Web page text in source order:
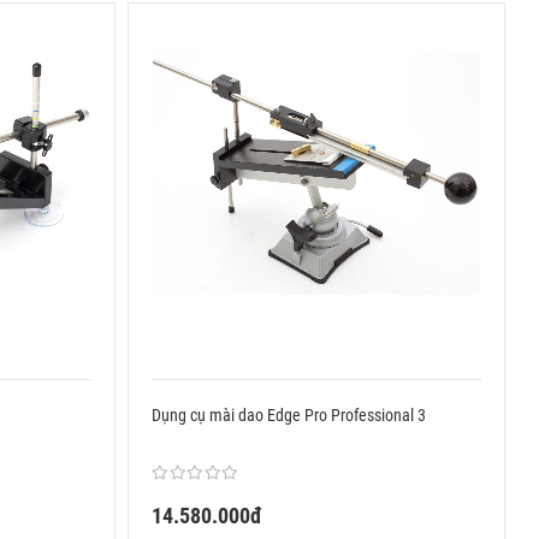
Dụng cụ mài dao Edge Pro Professional 3
14.580.000đ